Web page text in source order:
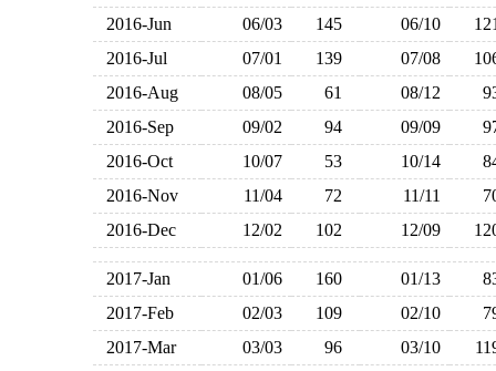
2016-Jun
06/03 145 06/10
2016-Jul
07/01 139 07/08
2016-Aug
08/05 61 08/12
2016-Sep
09/02 94 09/09
2016-Oct
10/07 53 10/14
2016-Nov
11/04 72 11/11
2016-Dec
12/02 102 12/09
2017-Jan 01/06 160 01/13
2017-Feb
02/03 109 02/10
2017-Mar
03/03 96 03/10